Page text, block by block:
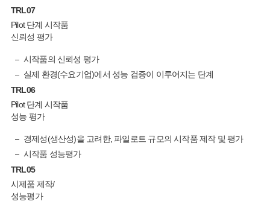
TRL07
Pilot 단계 시작품
신뢰성 평가
시작품의 신뢰성 평가
실제 환경(수요기업)에서 성능 검증이 이루어지는 단계
TRL06
Pilot 단계 시작품
성능 평가
경제성(생산성)을 고려한, 파일로트 규모의 시작품 제작 및 평가
시작품 성능평가
TRL05
시제품 제작/
성능평가